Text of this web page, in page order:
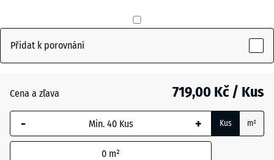
trávník (active)
Atlantik
Etna
Přidat k porovnání
Cena a zľava 719,00 Kč / Kus
- + Kus m²
0 m²